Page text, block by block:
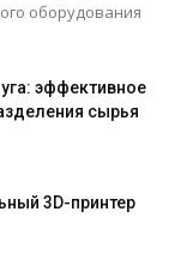
оборудования
эффективное
сырья
3D-принтер